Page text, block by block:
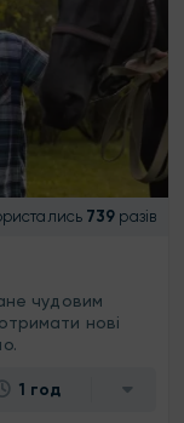
739 разів
чудовим
нові
1 год